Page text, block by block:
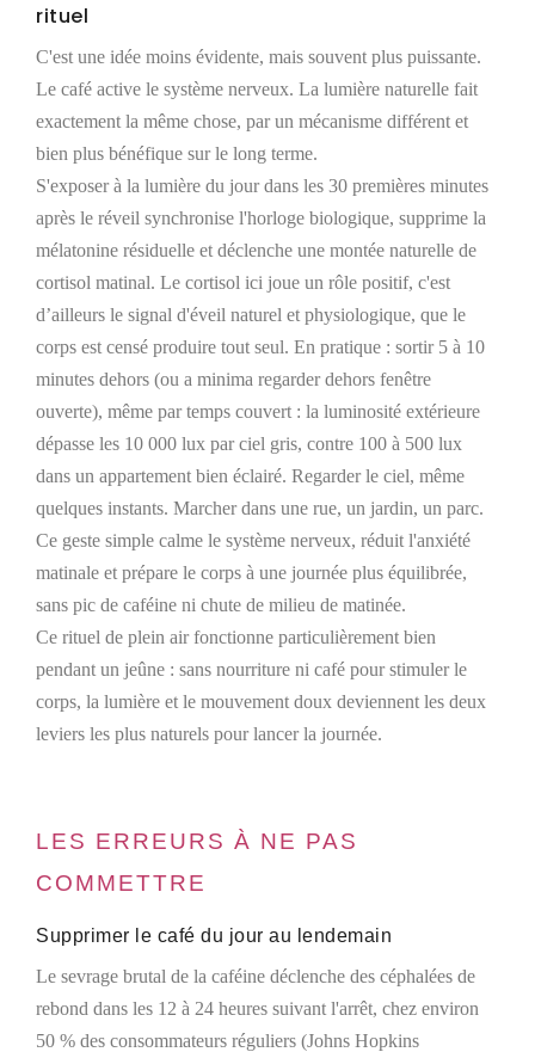
rituel
C'est une idée moins évidente, mais souvent plus puissante.
Le café active le système nerveux. La lumière naturelle fait
exactement la même chose, par un mécanisme différent et
bien plus bénéfique sur le long terme.
S'exposer à la lumière du jour dans les 30 premières minutes
après le réveil synchronise l'horloge biologique, supprime la
mélatonine résiduelle et déclenche une montée naturelle de
cortisol matinal. Le cortisol ici joue un rôle positif, c'est
d’ailleurs le signal d'éveil naturel et physiologique, que le
corps est censé produire tout seul. En pratique : sortir 5 à 10
minutes dehors (ou a minima regarder dehors fenêtre
ouverte), même par temps couvert : la luminosité extérieure
dépasse les 10 000 lux par ciel gris, contre 100 à 500 lux
dans un appartement bien éclairé. Regarder le ciel, même
quelques instants. Marcher dans une rue, un jardin, un parc.
Ce geste simple calme le système nerveux, réduit l'anxiété
matinale et prépare le corps à une journée plus équilibrée,
sans pic de caféine ni chute de milieu de matinée.
Ce rituel de plein air fonctionne particulièrement bien
pendant un jeûne : sans nourriture ni café pour stimuler le
corps, la lumière et le mouvement doux deviennent les deux
leviers les plus naturels pour lancer la journée.
LES ERREURS À NE PAS
COMMETTRE
Supprimer le café du jour au lendemain
Le sevrage brutal de la caféine déclenche des céphalées de
rebond dans les 12 à 24 heures suivant l'arrêt, chez environ
50 % des consommateurs réguliers (Johns Hopkins